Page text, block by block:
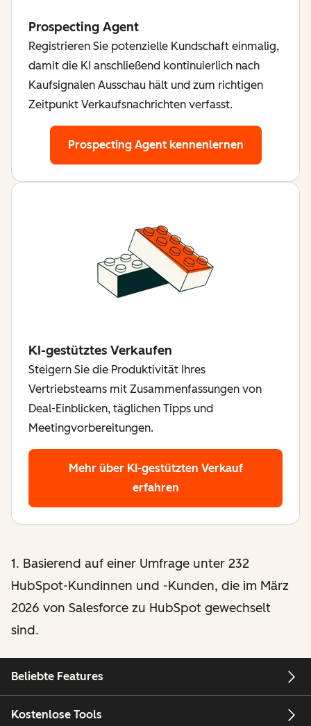
Prospecting Agent
Registrieren Sie potenzielle Kundschaft einmalig,
damit die KI anschließend kontinuierlich nach
Kaufsignalen Ausschau hält und zum richtigen
Zeitpunkt Verkaufsnachrichten verfasst.
Prospecting Agent kennenlernen
KI-gestütztes Verkaufen
Steigern Sie die Produktivität Ihres
Vertriebsteams mit Zusammenfassungen von
Deal-Einblicken, täglichen Tipps und
Meetingvorbereitungen.
Mehr über KI-gestützten Verkauf
erfahren
1. Basierend auf einer Umfrage unter 232
HubSpot-Kundinnen und -Kunden, die im März
2026 von Salesforce zu HubSpot gewechselt
sind.
Beliebte Features
Kostenlose Tools